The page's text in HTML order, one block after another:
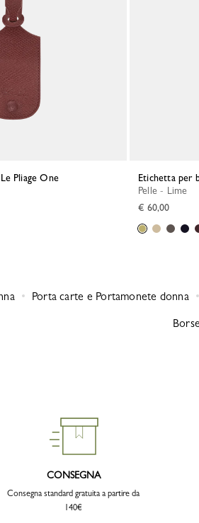
Pliage One
Etichetta per
Pelle - Lime
€ 60,00
Porta carte e Portamonete donna
CONSEGNA
Consegna standard gratuita a partire da
140€